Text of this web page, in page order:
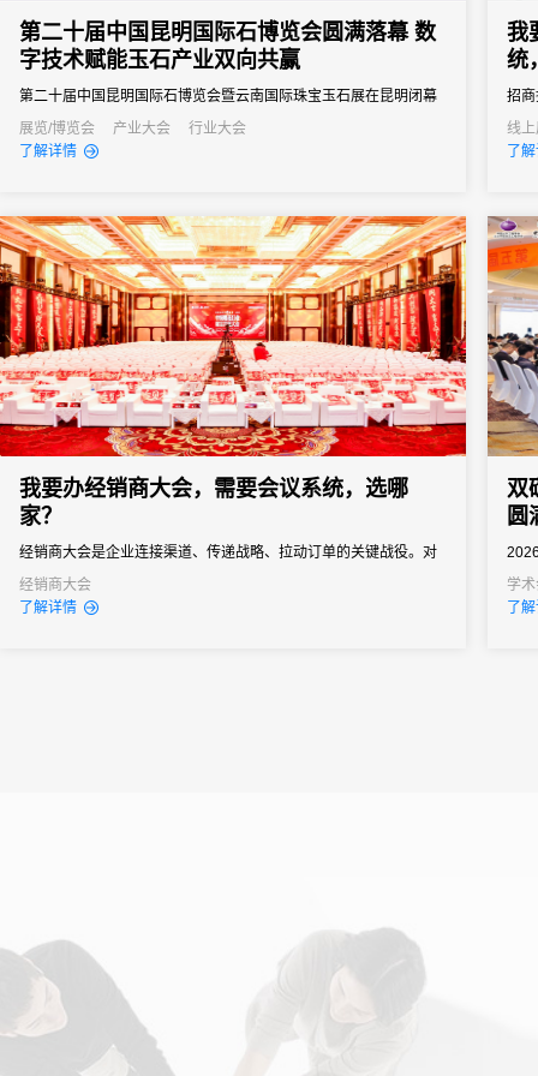
第二十届中国昆明国际石博览会圆满落幕 数
字技术赋能玉石产业双向共赢
第二十届中国昆明国际石博览会暨云南国际珠宝玉石展在昆明闭幕
展览/博览会
产业大会
行业大会
了解详情
我
统
招
投
界
会
线
了
我要办经销商大会，需要会议系统，选哪
家？
经销商大会是企业连接渠道、传递战略、拉动订单的关键战役。对
品牌商而言，它不只是“开一场会”，而是年度政策发布、销售目标分
解、渠道关系维护的核心节点。一场成功的经销商大会，能让经销
经销商大会
了解详情
双
圆
举
学
了